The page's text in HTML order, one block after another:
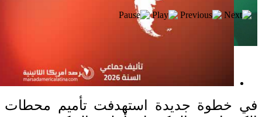
في خطوة جديدة استهدفت تأميم محطات